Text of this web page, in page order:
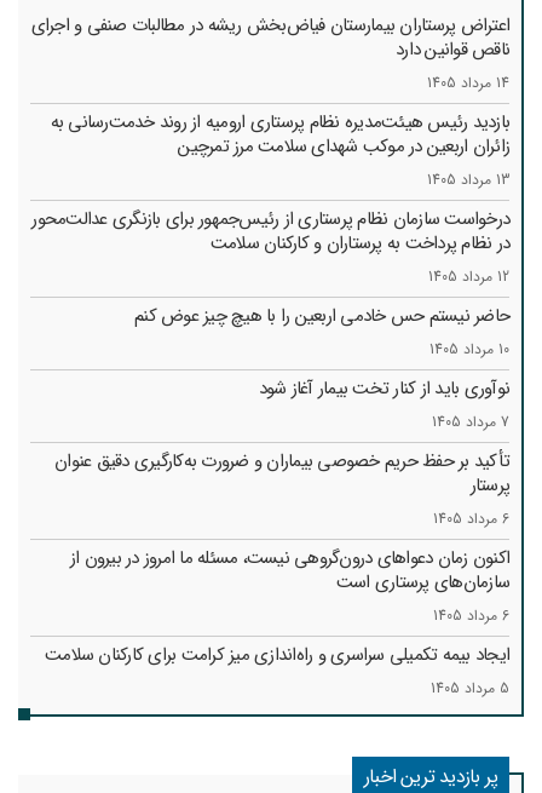
اعتراض پرستاران بیمارستان فیاض‌بخش ریشه در مطالبات صنفی و اجرای
ناقص قوانین دارد
14 مرداد 1405
بازدید رئیس هیئت‌مدیره نظام پرستاری ارومیه از روند خدمت‌رسانی به
زائران اربعین در موکب شهدای سلامت مرز تمرچین
13 مرداد 1405
درخواست سازمان نظام پرستاری از رئیس‌جمهور برای بازنگری عدالت‌محور
در نظام پرداخت به پرستاران و کارکنان سلامت
12 مرداد 1405
حاضر نیستم حس خادمی اربعین را با هیچ چیز عوض کنم
10 مرداد 1405
نوآوری باید از کنار تخت بیمار آغاز شود
7 مرداد 1405
تأکید بر حفظ حریم خصوصی بیماران و ضرورت به‌کارگیری دقیق عنوان
پرستار
6 مرداد 1405
اکنون زمان دعواهای درون‌گروهی نیست، مسئله ما امروز در بیرون از
سازمان‌های پرستاری است
6 مرداد 1405
ایجاد بیمه تکمیلی سراسری و راه‌اندازی میز کرامت برای کارکنان سلامت
5 مرداد 1405
پر بازدید ترین اخبار